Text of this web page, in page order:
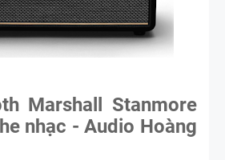
Marshall Stanmore
nhạc - Audio Hoàng